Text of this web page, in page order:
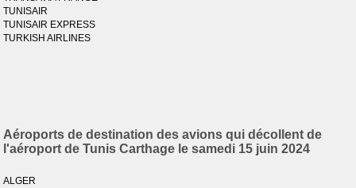
TUNISAIR
TUNISAIR EXPRESS
TURKISH AIRLINES
Aéroports de destination des avions qui décollent de
l'aéroport de Tunis Carthage le samedi 15 juin 2024
ALGER